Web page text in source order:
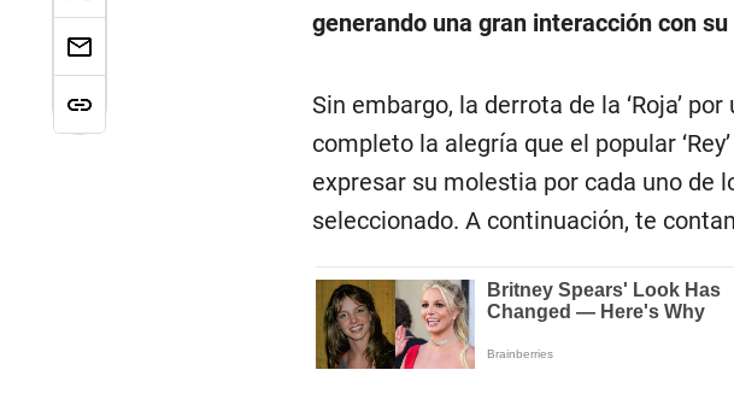
generando una gran interacción con
Sin embargo, la derrota de la ‘Roja’
completo la alegría que el popular
expresar su molestia por cada uno de
seleccionado. A continuación, te